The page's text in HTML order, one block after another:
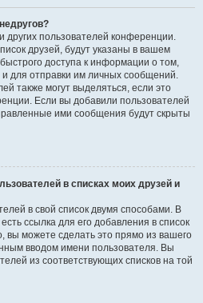
других пользователей конференции.
друзей, будут указаны в вашем
доступа к информации о том,
и для отправки им личных сообщений.
также могут выделяться, если это
Если вы добавили пользователей
ими сообщения будут скрыты
в списках моих друзей и
в свой список двумя способами. В
ссылка для его добавления в список
вы можете сделать это прямо из вашего
вводом имени пользователя. Вы
из соответствующих списков на той